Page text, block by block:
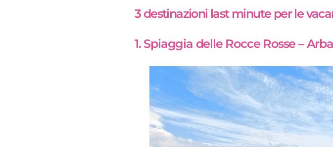
3 destinazioni last minute per le
1. Spiaggia delle Rocce Rosse –